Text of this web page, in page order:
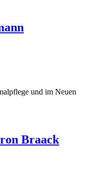
und im Neuen
Braack